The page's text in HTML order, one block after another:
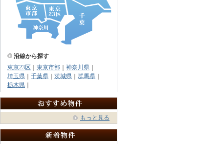
沿線から探す
東京23区
東京市部 神奈川県
埼玉県
千葉県 茨城県 群馬県
栃木県
もっと見る